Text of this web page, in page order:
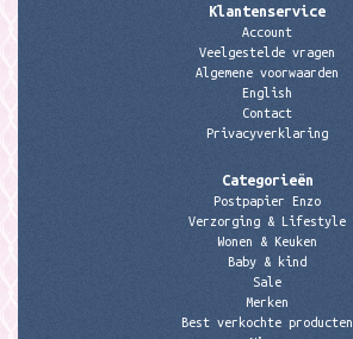
Klantenservice
Account
Veelgestelde vragen
Algemene voorwaarden
English
Contact
Privacyverklaring
Categorieën
Postpapier Enzo
Verzorging & Lifestyle
Wonen & Keuken
Baby & kind
Sale
Merken
Best verkochte producten